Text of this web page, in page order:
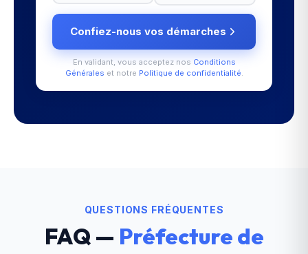
Confiez-nous vos démarches
En validant, vous acceptez nos Conditions
Générales et notre Politique de confidentialité.
QUESTIONS FRÉQUENTES
FAQ — Préfecture de